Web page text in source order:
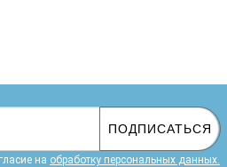
ПОДПИСАТЬСЯ
на обработку персональных данных.